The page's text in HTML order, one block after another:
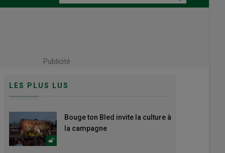
Publicité
LES PLUS LUS
Bouge ton Bled invite la culture à
la campagne